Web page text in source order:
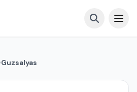
Guzsalyas